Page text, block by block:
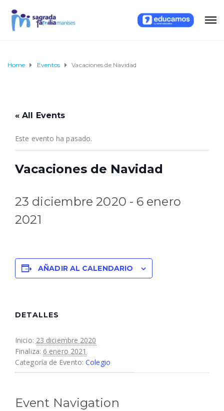
Home Eventos Vacaciones de Navidad
« All Events
Este evento ha pasado.
Vacaciones de Navidad
23 diciembre 2020 - 6 enero
2021
AÑADIR AL CALENDARIO
DETALLES
Inicio: 23 diciembre 2020
Finaliza: 6 enero 2021
Categoría de Evento: Colegio
Event Navigation